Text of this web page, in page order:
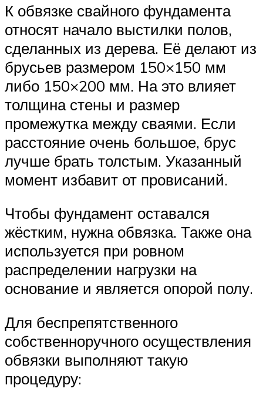
К обвязке свайного фундамента
относят начало выстилки полов,
сделанных из дерева. Её делают из
брусьев размером 150×150 мм
либо 150×200 мм. На это влияет
толщина стены и размер
промежутка между сваями. Если
расстояние очень большое, брус
лучше брать толстым. Указанный
момент избавит от провисаний.
Чтобы фундамент оставался
жёстким, нужна обвязка. Также она
используется при ровном
распределении нагрузки на
основание и является опорой полу.
Для беспрепятственного
собственноручного осуществления
обвязки выполняют такую
процедуру: